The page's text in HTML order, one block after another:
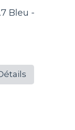
Bleu -